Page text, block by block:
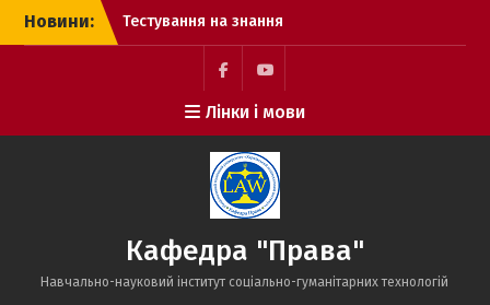
Перейти
Новини:
Тестування на знання
Конституції України
Вітаємо з Днем
Конституції України!
З Днем Української
Державності!
FacebookYoutube
Лінки і мови
Кафедра "Права"
Навчально-науковий інститут соціально-гуманітарних технологій